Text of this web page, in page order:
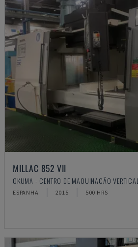
MILLAC 852 VII
OKUMA - CENTRO DE MAQUINAÇÃO VERTICAL
ESPANHA 2015 500 HRS